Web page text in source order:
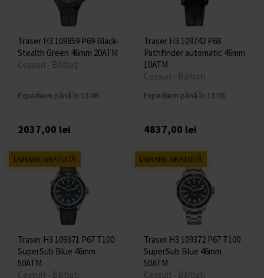
Traser H3 109859 P69 Black-
Stealth Green 46mm 20ATM
Ceasuri - Bărbați
Expediem până în 13.08.
2037,00 lei
Traser H3 109742 P68
Pathfinder automatic 46mm
10ATM
Ceasuri - Bărbați
Expediem până în 13.08.
4837,00 lei
LIVRARE GRATUITĂ
Traser H3 109371 P67 T100
SuperSub Blue 46mm
50ATM
Ceasuri - Bărbați
LIVRARE GRATUITĂ
Traser H3 109372 P67 T100
SuperSub Blue 46mm
50ATM
Ceasuri - Bărbați